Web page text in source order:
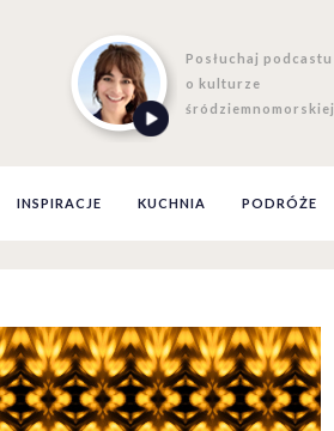
Posłuchaj podcastu
o kulturze
śródziemnomorskiej
INSPIRACJE KUCHNIA PODRÓŻE